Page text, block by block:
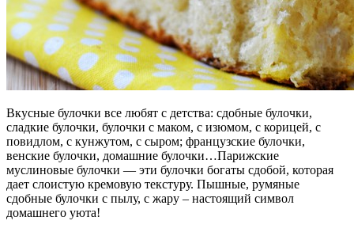
Вкусные булочки все любят с детства: сдобные булочки,
сладкие булочки, булочки с маком, с изюмом, с корицей, с
повидлом, с кунжутом, с сыром; французские булочки,
венские булочки, домашние булочки…Парижские
муслиновые булочки — эти булочки богаты сдобой, которая
дает слоистую кремовую текстуру. Пышные, румяные
сдобные булочки с пылу, с жару – настоящий символ
домашнего уюта!